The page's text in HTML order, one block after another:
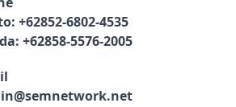
+62852-6802-4535
+62858-5576-2005